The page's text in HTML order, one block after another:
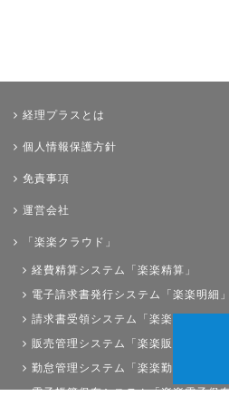
経理プラスとは
個人情報保護方針
免責事項
運営会社
「楽楽クラウド」
経費精算システム「楽楽精算」
電子請求書発行システム「楽楽明細」
請求書受領システム「楽楽請求」
販売管理システム「楽楽販売」
勤怠管理システム「楽楽勤怠」
電子帳簿保存システム「楽楽電子保